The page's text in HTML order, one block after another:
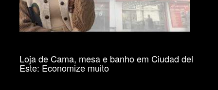
Loja de Cama, mesa e banho em Ciudad del
Este: Economize muito